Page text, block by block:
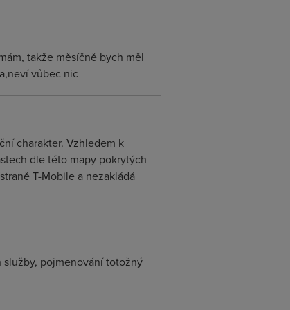
takže měsíčně bych měl
vůbec nic
charakter. Vzhledem k
dle této mapy pokrytých
T-Mobile a nezakládá
pojmenování totožný